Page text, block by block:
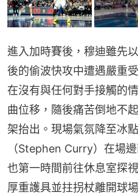
進入加時賽後，穆迪雖先
後的偷波快攻中遭遇嚴重
在沒有與任何對手接觸的
曲位移，隨後痛苦倒地不
架抬出。現場氣氛降至冰
（Stephen Curry）在場
也第一時間前往休息室探
厚重護具並拄拐杖離開球場